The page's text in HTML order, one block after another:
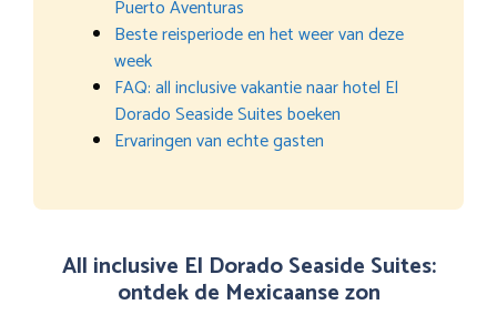
Puerto Aventuras
Beste reisperiode en het weer van deze
week
FAQ: all inclusive vakantie naar hotel El
Dorado Seaside Suites boeken
Ervaringen van echte gasten
All inclusive El Dorado Seaside Suites:
ontdek de Mexicaanse zon